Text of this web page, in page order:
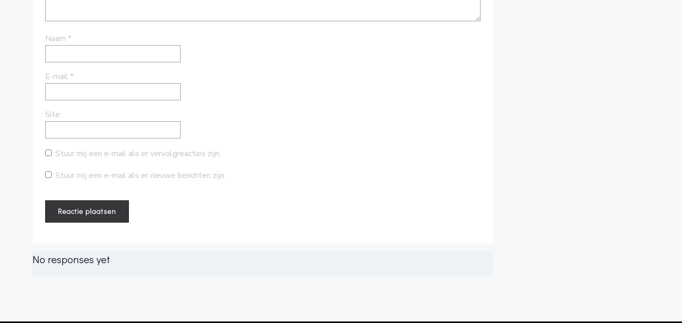
Naam *
E-mail *
Site
Stuur mij een e-mail als er vervolgreacties zijn.
Stuur mij een e-mail als er nieuwe berichten zijn.
No responses yet